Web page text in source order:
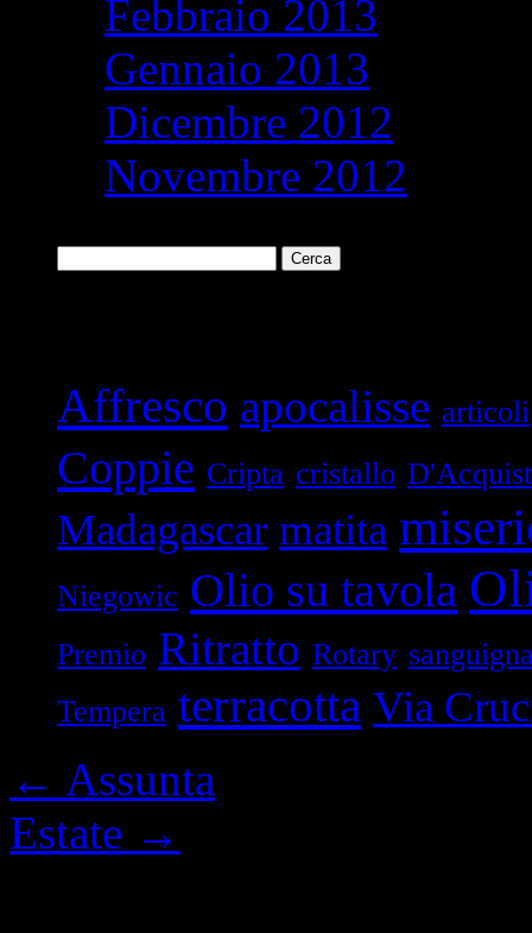
Febbraio 2013
Gennaio 2013
Dicembre 2012
Novembre 2012
per:
Affresco apocalisse articoli
Coppie Cripta cristallo
Madagascar matita
Niegowic Olio su tavola
Premio Ritratto Rotary
Tempera terracotta Via
← Assunta
Estate →